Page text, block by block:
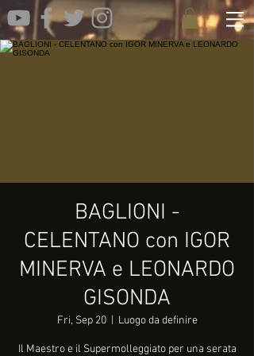
BAGLIONI -
CELENTANO con IGOR
MINERVA e LEONARDO
GISONDA
Fri, Sep 20
  |
Luogo da definire
Il Maestro e il Supermolleggiato per una serata